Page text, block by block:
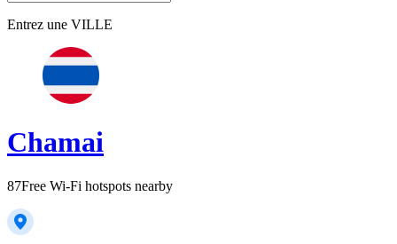
Entrez une VILLE
Chamai
87Free Wi-Fi hotspots nearby